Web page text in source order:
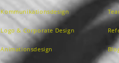
Kommunikationsdesign
Logo & Corporate Design
Animationsdesign